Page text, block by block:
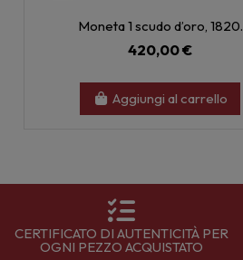
Moneta 1 scudo d’oro, 1820.
420,00 €
Aggiungi al carrello
CERTIFICATO DI AUTENTICITÀ PER
OGNI PEZZO ACQUISTATO